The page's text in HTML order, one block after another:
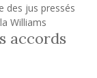
des jus pressés
Williams
accords